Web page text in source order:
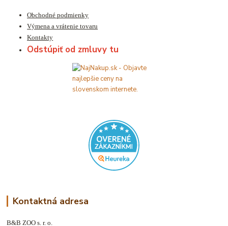
Obchodné podmienky
Výmena a vrátenie tovaru
Kontakty
Odstúpiť od zmluvy tu
Kontaktná adresa
B&B ZOO s. r. o.